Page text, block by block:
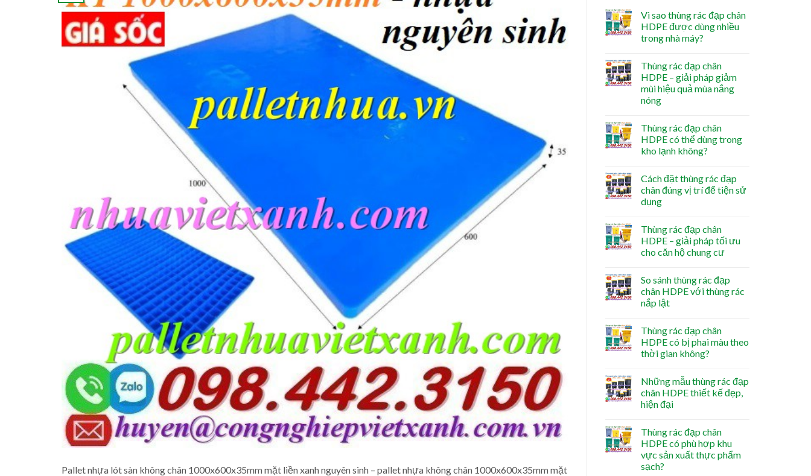
Pallet nhựa lót sàn không chân 1000x600x35mm mặt liền xanh nguyên sinh – pallet nhựa không chân 1000x600x35mm mặt
Vì sao thùng rác đạp chân
HDPE được dùng nhiều
trong nhà máy?
Thùng rác đạp chân
HDPE – giải pháp giảm
mùi hiệu quả mùa nắng
nóng
Thùng rác đạp chân
HDPE có thể dùng trong
kho lạnh không?
Cách đặt thùng rác đạp
chân đúng vị trí để tiện sử
dụng
Thùng rác đạp chân
HDPE – giải pháp tối ưu
cho căn hộ chung cư
So sánh thùng rác đạp
chân HDPE với thùng rác
nắp lật
Thùng rác đạp chân
HDPE có bị phai màu theo
thời gian không?
Những mẫu thùng rác đạp
chân HDPE thiết kế đẹp,
hiện đại
Thùng rác đạp chân
HDPE có phù hợp khu
vực sản xuất thực phẩm
sạch?